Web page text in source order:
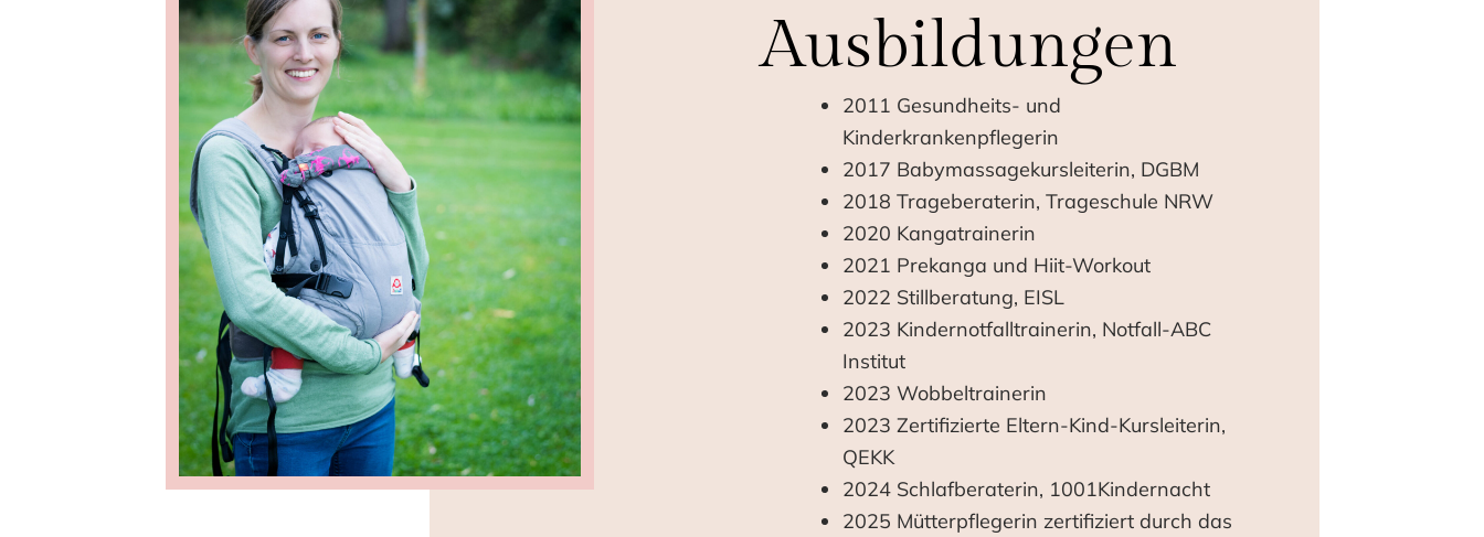
Ausbildungen
2011 Gesundheits- und
Kinderkrankenpflegerin
2017 Babymassagekursleiterin, DGBM
2018 Trageberaterin, Trageschule NRW
2020 Kangatrainerin
2021 Prekanga und Hiit-Workout
2022 Stillberatung, EISL
2023 Kindernotfalltrainerin, Notfall-ABC
Institut
2023 Wobbeltrainerin
2023 Zertifizierte Eltern-Kind-Kursleiterin,
QEKK
2024 Schlafberaterin, 1001Kindernacht
2025 Mütterpflegerin zertifiziert durch das